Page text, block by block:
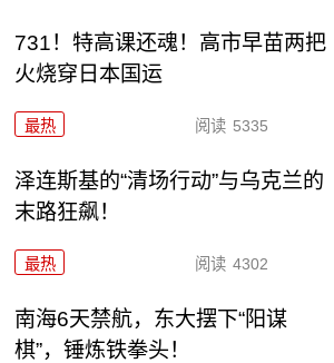
731！特高课还魂！高市早苗两把
火烧穿日本国运
最热 阅读 5335
泽连斯基的“清场行动”与乌克兰的
末路狂飙！
最热 阅读 4302
南海6天禁航，东大摆下“阳谋
棋”，锤炼铁拳头！